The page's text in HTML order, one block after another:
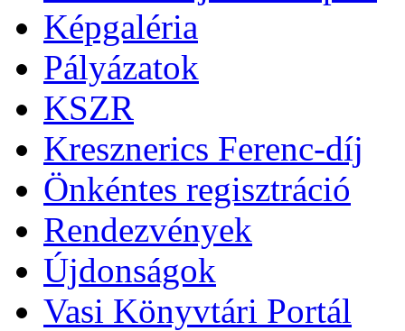
Képgaléria
Pályázatok
KSZR
Kresznerics Ferenc-díj
Önkéntes regisztráció
Rendezvények
Újdonságok
Vasi Könyvtári Portál